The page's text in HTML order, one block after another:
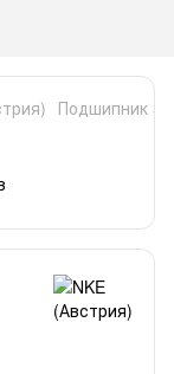
Подшипник